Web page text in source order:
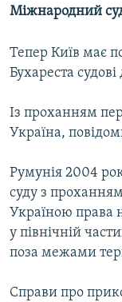
СПЕЦПРОЄКТИ
ПОДКАСТИ
РУС
УКР
КТАТ
ДОЛУЧАЙСЯ!
Міжнародний
Тепер Київ має
Бухареста
Із проханням
Україна,
Румунія 2004
суду з
Україною права
у північній
поза межами
Справи про